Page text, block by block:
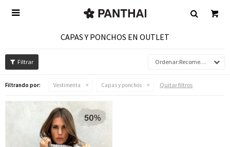

CAPAS Y PONCHOS EN OUTLET
Recomendados
Filtrando por: Vestimenta Capas y ponchos Quitar filtros